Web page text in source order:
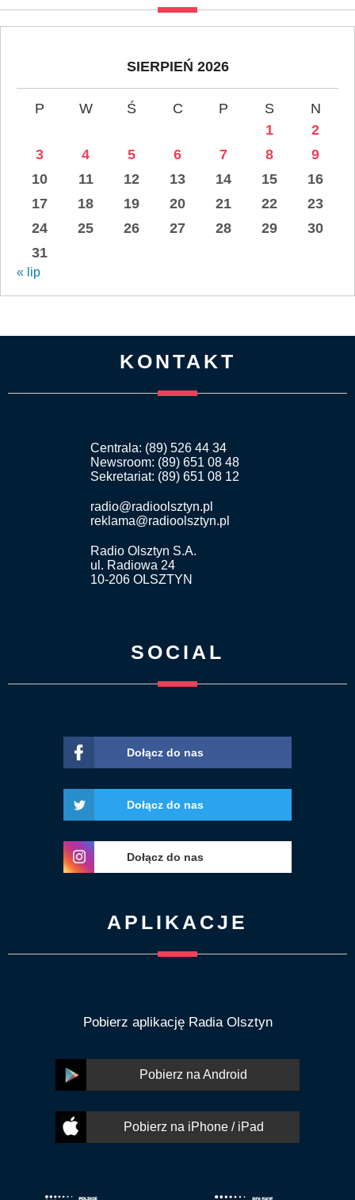
SIERPIEŃ 2026
P W Ś C P S
N
1
2
3
4 5 6 7 8
9
10
11 12 13 14 15
16
17
18 19 20 21 22
23
24
25 26 27 28 29
30
31
« lip
KONTAKT
Centrala: (89) 526 44 34
Newsroom: (89) 651 08 48
Sekretariat: (89) 651 08 12
radio@radioolsztyn.pl
reklama@radioolsztyn.pl
Radio Olsztyn S.A.
ul. Radiowa 24
10-206 OLSZTYN
SOCIAL
Dołącz do nas
Dołącz do nas
Dołącz do nas
APLIKACJE
Pobierz aplikację Radia Olsztyn
Pobierz na Android
Pobierz na iPhone / iPad